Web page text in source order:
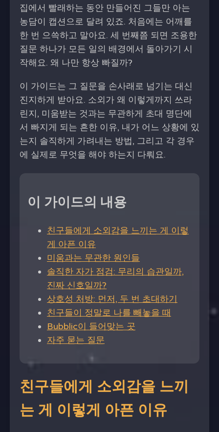
집에서 빨래하는 동안 만들어진 그들만 아는
농담이 캡션으로 달려 있죠. 처음에는 어깨를
한 번 으쓱하고 말아요. 세 번째쯤 되면 조용한
질문 하나가 모든 일의 배경에서 돌아가기 시
작해요. 왜 나만 항상 빠질까?
이 가이드는 그 질문을 손사래로 넘기는 대신
진지하게 받아요. 소외가 왜 이렇게까지 쓰라
린지, 미움받는 것과는 무관하게 초대 명단에
서 빠지게 되는 흔한 이유, 내가 어느 상황에 있
는지 솔직하게 가려내는 방법, 그리고 각 경우
에 실제로 무엇을 해야 하는지 다뤄요.
이 가이드의 내용
친구들에게 소외감을 느끼는 게 이렇
게 아픈 이유
미움과는 무관한 원인들
솔직한 자가 점검: 무리의 습관일까,
진짜 신호일까?
상호성 처방: 먼저, 두 번 초대하기
친구들이 정말로 나를 빼놓을 때
Bubblic이 들어맞는 곳
자주 묻는 질문
친구들에게 소외감을 느끼
는 게 이렇게 아픈 이유